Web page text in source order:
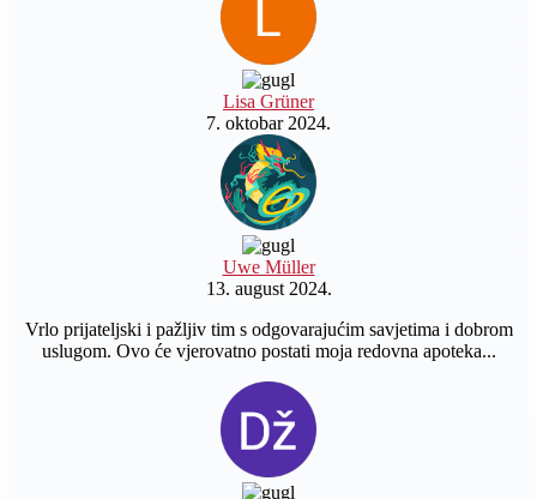
Lisa Grüner
7. oktobar 2024.
Uwe Müller
13. august 2024.
Vrlo prijateljski i pažljiv tim s odgovarajućim savjetima i dobrom
uslugom. Ovo će vjerovatno postati moja redovna apoteka...